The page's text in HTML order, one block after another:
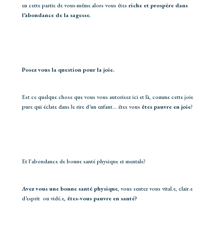
en cette partie de vous-même alors vous êtes riche et prospère dans
l’abondance de la sagesse.
Posez vous la question pour la joie.
Est ce quelque chose que vous vous autorisez ici et là, comme cette joie
pure qui éclate dans le rire d’un enfant… êtes vous êtes pauvre en joie?
Et l'abondance de bonne santé physique et mentale?
Avez vous une bonne santé physique, vous sentez vous vital.e, clair.e
d’esprit ou vidé.e, êtes-vous pauvre en santé?